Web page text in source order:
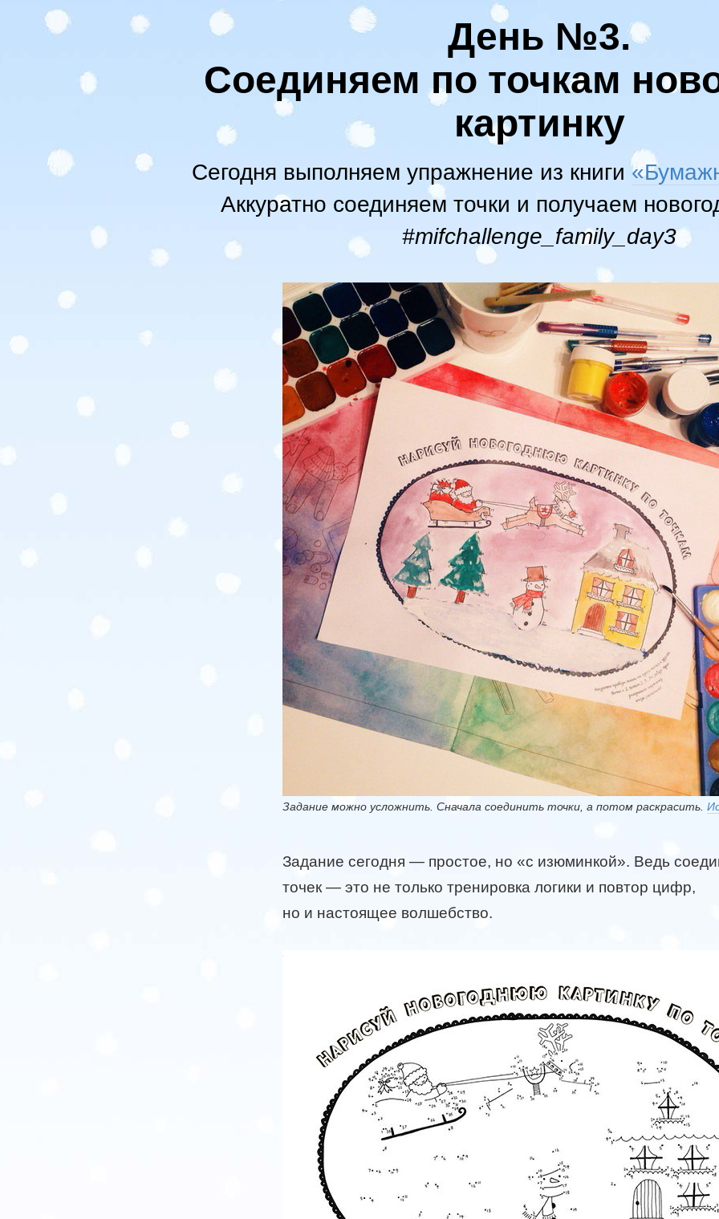
День №3.
Соединяем по точкам
картинку
Сегодня выполняем упражнение из книги
Аккуратно соединяем точки и получаем
#mifchallenge_family_day3
Задание можно усложнить. Сначала соединить точки, а потом раскрасить.
Задание сегодня — простое, но «с изюминкой». Ведь
точек — это не только тренировка логики и повтор цифр,
но и настоящее волшебство.